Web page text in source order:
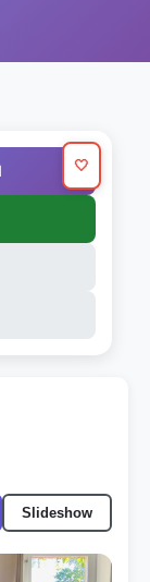
🤍
Slideshow